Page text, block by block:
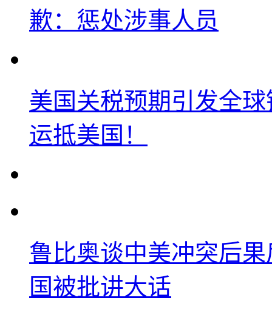
歉：惩处涉事人员
美国关税预期引发全
运抵美国！
鲁比奥谈中美冲突后
国被批讲大话